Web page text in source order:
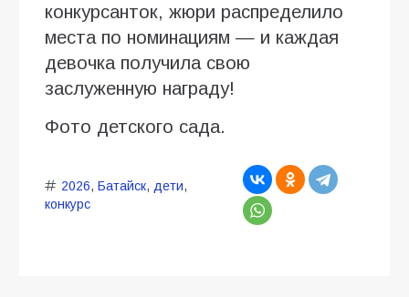
конкурсанток, жюри распределило
места по номинациям — и каждая
девочка получила свою
заслуженную награду!
Фото детского сада.
2026, Батайск, дети,
конкурс